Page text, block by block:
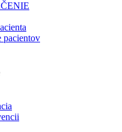
pacientov